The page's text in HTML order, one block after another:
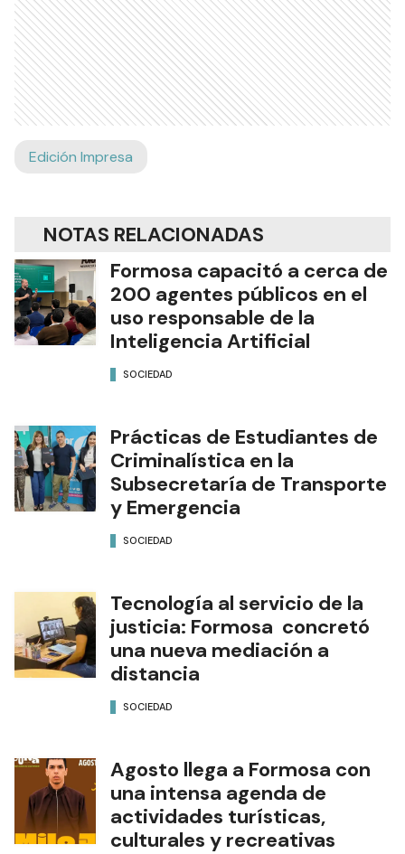
Edición Impresa
NOTAS RELACIONADAS
Formosa capacitó a cerca de
200 agentes públicos en el
uso responsable de la
Inteligencia Artificial
SOCIEDAD
Prácticas de Estudiantes de
Criminalística en la
Subsecretaría de Transporte
y Emergencia
SOCIEDAD
Tecnología al servicio de la
justicia: Formosa concretó
una nueva mediación a
distancia
SOCIEDAD
Agosto llega a Formosa con
una intensa agenda de
actividades turísticas,
culturales y recreativas